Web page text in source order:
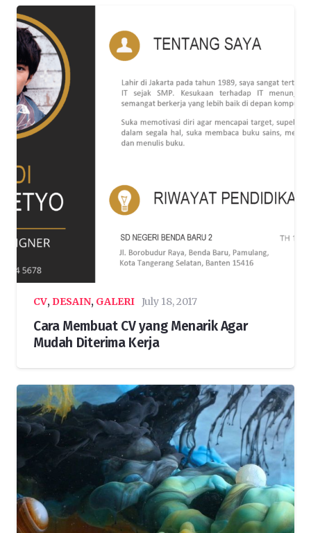
CV, DESAIN, GALERI July 18, 2017
Cara Membuat CV yang Menarik Agar
Mudah Diterima Kerja